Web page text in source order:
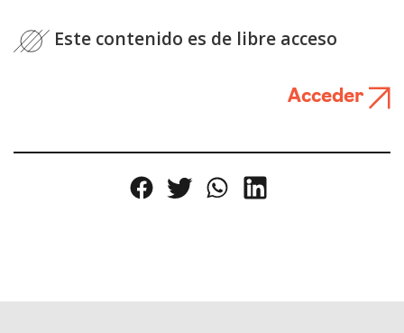
Este contenido es de libre acceso
Acceder